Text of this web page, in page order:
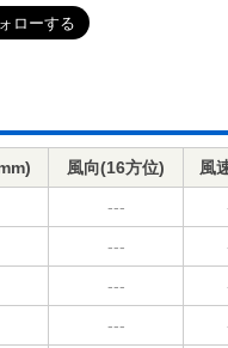
風向(16方位) 風
---
---
---
---